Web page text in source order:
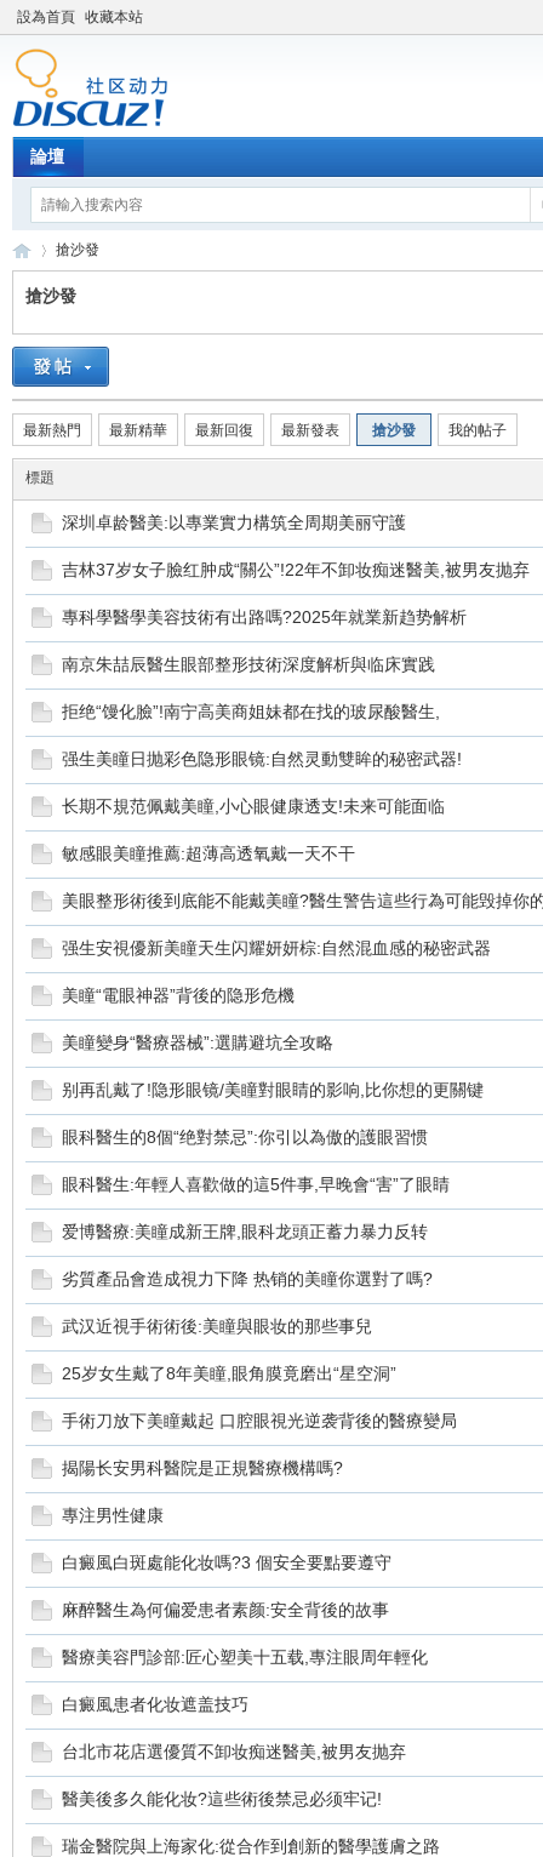
設為首頁 收藏本站
論壇
新
竹
›
搶沙發
搶沙發
最新熱門 最新精華 最新回復 最新發表 搶沙發 我的帖子
標題
深圳卓龄醫美:以專業實力構筑全周期美丽守護
吉林37岁女子臉红肿成“關公”!22年不卸妆痴迷醫美,被男友抛弃
專科學醫學美容技術有出路嗎?2025年就業新趋势解析
南京朱喆辰醫生眼部整形技術深度解析與临床實践
拒绝“馒化臉”!南宁高美商姐妹都在找的玻尿酸醫生,
强生美瞳日抛彩色隐形眼镜:自然灵動雙眸的秘密武器!
长期不規范佩戴美瞳,小心眼健康透支!未来可能面临
敏感眼美瞳推薦:超薄高透氧戴一天不干
美眼整形術後到底能不能戴美瞳?醫生警告這些行為可能毁掉你
强生安視優新美瞳天生闪耀妍妍棕:自然混血感的秘密武器
美瞳“電眼神器”背後的隐形危機
美瞳變身“醫療器械”:選購避坑全攻略
别再乱戴了!隐形眼镜/美瞳對眼睛的影响,比你想的更關键
眼科醫生的8個“绝對禁忌”:你引以為傲的護眼習惯
眼科醫生:年輕人喜歡做的這5件事,早晚會“害”了眼睛
爱博醫療:美瞳成新王牌,眼科龙頭正蓄力暴力反转
劣質產品會造成視力下降 热销的美瞳你選對了嗎?
武汉近視手術術後:美瞳與眼妆的那些事兒
25岁女生戴了8年美瞳,眼角膜竟磨出“星空洞”
手術刀放下美瞳戴起 口腔眼視光逆袭背後的醫療變局
揭陽长安男科醫院是正規醫療機構嗎?
專注男性健康
白癜風白斑處能化妆嗎?3 個安全要點要遵守
麻醉醫生為何偏爱患者素颜:安全背後的故事
醫療美容門診部:匠心塑美十五载,專注眼周年輕化
白癜風患者化妆遮盖技巧
台北市花店選優質不卸妆痴迷醫美,被男友抛弃
醫美後多久能化妆?這些術後禁忌必须牢记!
瑞金醫院與上海家化:從合作到創新的醫學護膚之路